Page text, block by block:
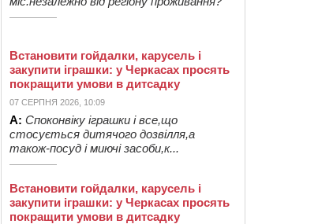
Встановити гойдалки, карусель і
закупити іграшки: у Черкасах просять
покращити умови в дитсадку
07 СЕРПНЯ 2026, 10:09
А: Споконвіку іграшки і все,що
стосується дитячого дозвілля,а
також-посуд і миючі засоби,к...
Встановити гойдалки, карусель і
закупити іграшки: у Черкасах просять
покращити умови в дитсадку